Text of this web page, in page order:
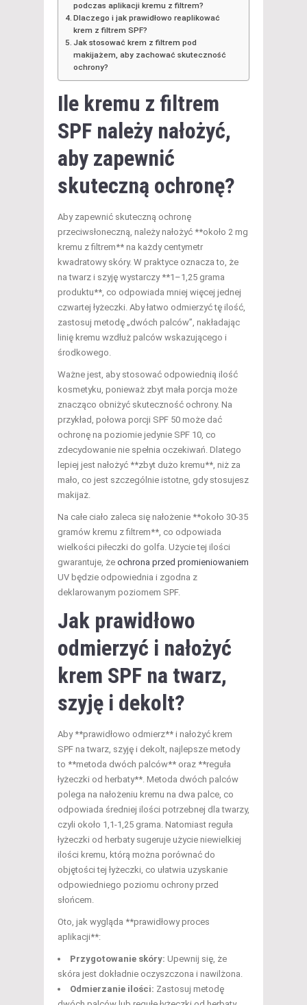
podczas aplikacji kremu z filtrem?
Dlaczego i jak prawidłowo reaplikować
krem z filtrem SPF?
Jak stosować krem z filtrem pod
makijażem, aby zachować skuteczność
ochrony?
Ile kremu z filtrem
SPF należy nałożyć,
aby zapewnić
skuteczną ochronę?
Aby zapewnić skuteczną ochronę
przeciwsłoneczną, należy nałożyć **około 2 mg
kremu z filtrem** na każdy centymetr
kwadratowy skóry. W praktyce oznacza to, że
na twarz i szyję wystarczy **1–1,25 grama
produktu**, co odpowiada mniej więcej jednej
czwartej łyżeczki. Aby łatwo odmierzyć tę ilość,
zastosuj metodę „dwóch palców”, nakładając
linię kremu wzdłuż palców wskazującego i
środkowego.
Ważne jest, aby stosować odpowiednią ilość
kosmetyku, ponieważ zbyt mała porcja może
znacząco obniżyć skuteczność ochrony. Na
przykład, połowa porcji SPF 50 może dać
ochronę na poziomie jedynie SPF 10, co
zdecydowanie nie spełnia oczekiwań. Dlatego
lepiej jest nałożyć **zbyt dużo kremu**, niż za
mało, co jest szczególnie istotne, gdy stosujesz
makijaż.
Na całe ciało zaleca się nałożenie **około 30-35
gramów kremu z filtrem**, co odpowiada
wielkości piłeczki do golfa. Użycie tej ilości
gwarantuje, że ochrona przed promieniowaniem
UV będzie odpowiednia i zgodna z
deklarowanym poziomem SPF.
Jak prawidłowo
odmierzyć i nałożyć
krem SPF na twarz,
szyję i dekolt?
Aby **prawidłowo odmierz** i nałożyć krem
SPF na twarz, szyję i dekolt, najlepsze metody
to **metoda dwóch palców** oraz **reguła
łyżeczki od herbaty**. Metoda dwóch palców
polega na nałożeniu kremu na dwa palce, co
odpowiada średniej ilości potrzebnej dla twarzy,
czyli około 1,1-1,25 grama. Natomiast reguła
łyżeczki od herbaty sugeruje użycie niewielkiej
ilości kremu, którą można porównać do
objętości tej łyżeczki, co ułatwia uzyskanie
odpowiedniego poziomu ochrony przed
słońcem.
Oto, jak wygląda **prawidłowy proces
aplikacji**:
Przygotowanie skóry: Upewnij się, że
skóra jest dokładnie oczyszczona i nawilżona.
Odmierzanie ilości: Zastosuj metodę